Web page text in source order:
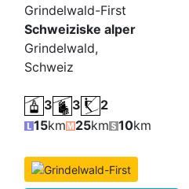
Grindelwald-First
Schweiziske alper
Grindelwald,
Schweiz
3 3
2
15km 25km 10km